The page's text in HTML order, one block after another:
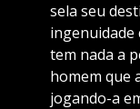
sela seu
ingenuidade
tem nada a
homem que
jogando-a